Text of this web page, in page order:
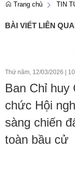
Trang chủ TIN
BÀI VIẾT LIÊN
Thứ năm, 12/03/2026
Ban Chỉ huy
chức Hội
sàng chiến
toàn bầu cử